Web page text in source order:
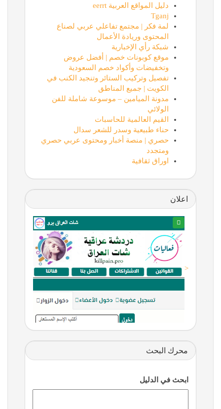
دليل المواقع العربية eerrt
Tganj
لمة فكر | مجتمع تفاعلي عربي لصناع
المحتوى وريادة الأعمال
شبكة رأي الإخبارية
موقع كوبونات خصم | أفضل عروض
وتخفيضات وأكواد خصم السعودية
تفصيل وتركيب الستائر وتنجيد الكنب في
الكويت | جميع المناطق
مدونة الميامين – موسوعة شاملة للفن
الولائي
القيم العالمية للحاسبات
حناء طبيعية وسدر للشعر سدال
حصري | منصة أخبار ومحتوى عربي حصري
ومتجدد
اوراق ثقافية
اعلان
<
محرك البحث
ابحث في الدليل